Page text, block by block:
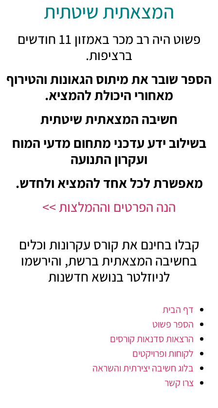
המצאתית שיטתית
פשוט היה רב מכר באמזון 11 חודשים
ברציפות.
הספר שובר את מיתוס הגאונות והטירוף
מאחורי היכולת להמציא.
חשיבה המצאתית שיטתית
בשילוב ידע עדכני מתחום מדעי המוח
ועקרון התנועה
מאפשרת לכל אחד להמציא ולחדש.
הנה הפרטים וההמלצות >>
קבלו בחינם את קורס עקרונות וכלים
בחשיבה המצאתית ברשת, והירשמו
לניוזלטר בנושא חדשנות
דף הבית
הספר פשוט
הרצאות סדנאות קורסים
לקוחות ופרויקטים
בלוג חשיבה יצירתית והשראה
צרו קשר